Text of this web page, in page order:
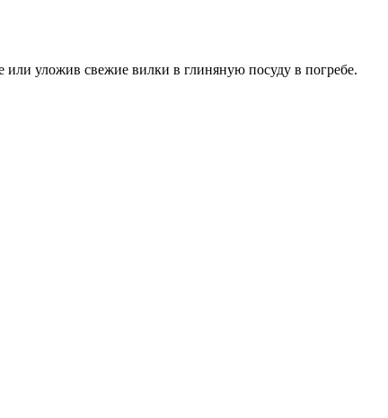
уложив свежие вилки в глиняную посуду в погребе.